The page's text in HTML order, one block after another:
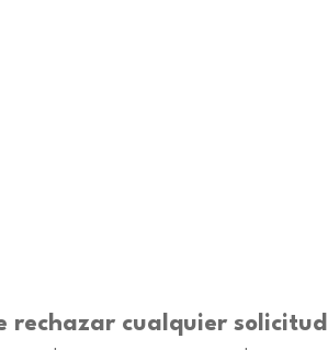
rechazar cualquier solicitud